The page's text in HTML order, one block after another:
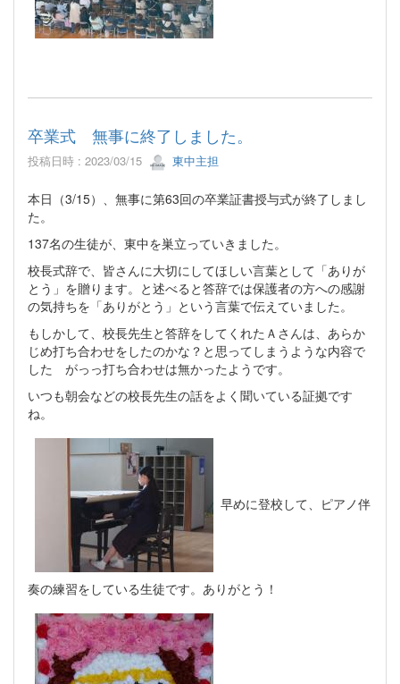
卒業式 無事に終了しました。
投稿日時 : 2023/03/15 東中主担
本日（3/15）、無事に第63回の卒業証書授与式が終了しまし
た。
137名の生徒が、東中を巣立っていきました。
校長式辞で、皆さんに大切にしてほしい言葉として「ありが
とう」を贈ります。と述べると答辞では保護者の方への感謝
の気持ちを「ありがとう」という言葉で伝えていました。
もしかして、校長先生と答辞をしてくれたＡさんは、あらか
じめ打ち合わせをしたのかな？と思ってしまうような内容で
した がっっ打ち合わせは無かったようです。
いつも朝会などの校長先生の話をよく聞いている証拠です
ね。
早めに登校して、ピアノ伴
奏の練習をしている生徒です。ありがとう！